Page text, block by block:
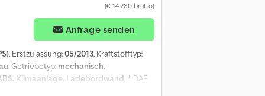
(€ 14.280 brutto)
Anfrage senden
, Erstzulassung:05/2013, Kraftstofftyp:
, Getriebetyp: mechanisch,
Klimaanlage, Ladebordwand, * DAF
* Pritsche Innenlänge: 6,10 m * Pritsche